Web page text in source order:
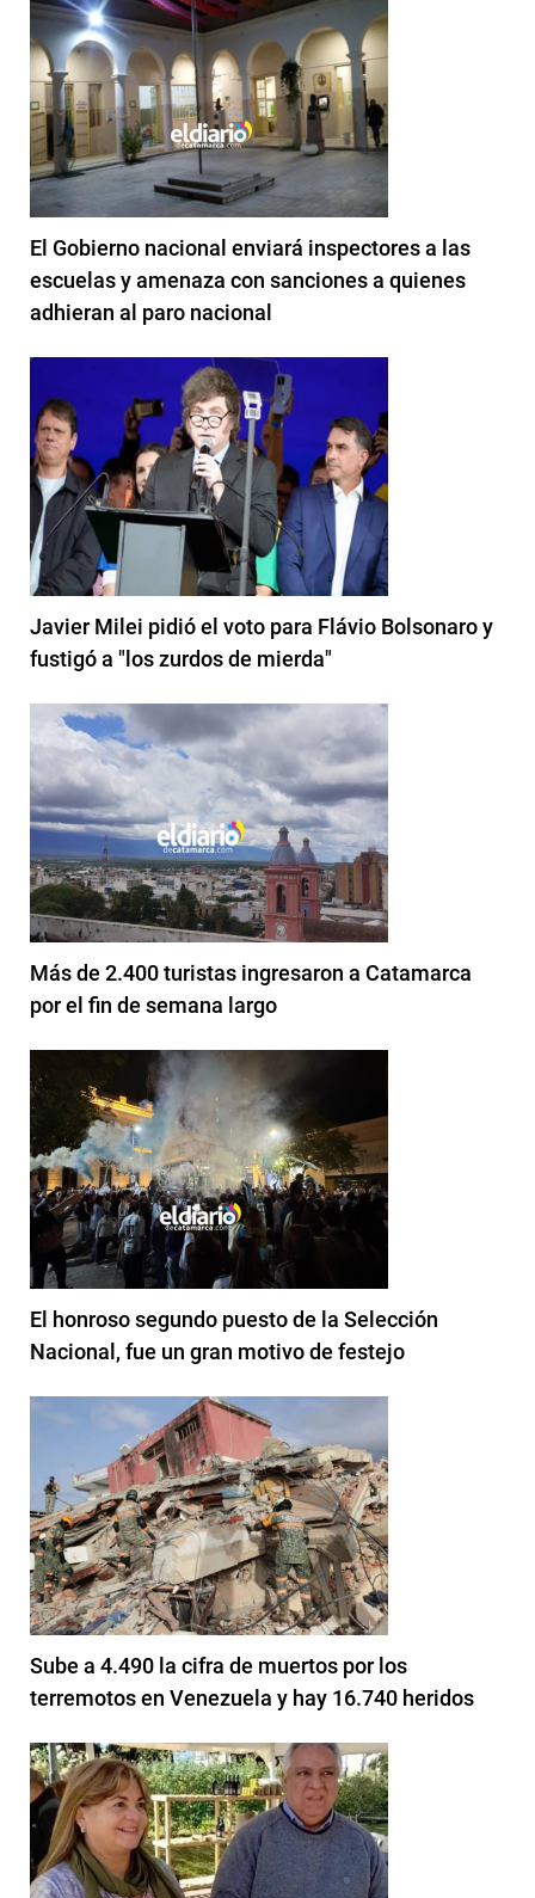
El Gobierno nacional enviará inspectores a las
escuelas y amenaza con sanciones a quienes
adhieran al paro nacional
Javier Milei pidió el voto para Flávio Bolsonaro y
fustigó a "los zurdos de mierda"
Más de 2.400 turistas ingresaron a Catamarca
por el fin de semana largo
El honroso segundo puesto de la Selección
Nacional, fue un gran motivo de festejo
Sube a 4.490 la cifra de muertos por los
terremotos en Venezuela y hay 16.740 heridos